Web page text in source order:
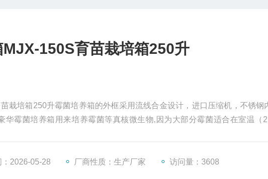
150S育苗栽培箱250升
栽培箱250升霉菌培养箱的外框采用流线合金设计，进口压缩机，不锈钢
华霉菌培养箱用来培养霉菌等真核微生物,因为大部分霉菌适合在室温（
：2026-05-28 厂商性质：生产厂家 访问量：3608